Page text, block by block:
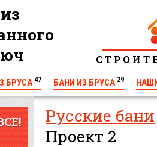
С Т Р О И
БРУСА 47 БАНИ ИЗ БРУСА 29
Русские бани
Проект 2